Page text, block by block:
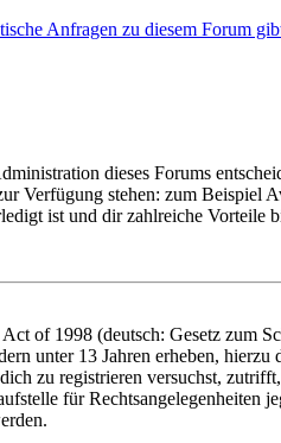
Anfragen zu diesem Forum
dieses Forums
Verfügung stehen: zum Beispiel
ist und dir zahlreiche Vorteile
of 1998 (deutsch: Gesetz
unter 13 Jahren erheben,
zu registrieren versuchst,
für